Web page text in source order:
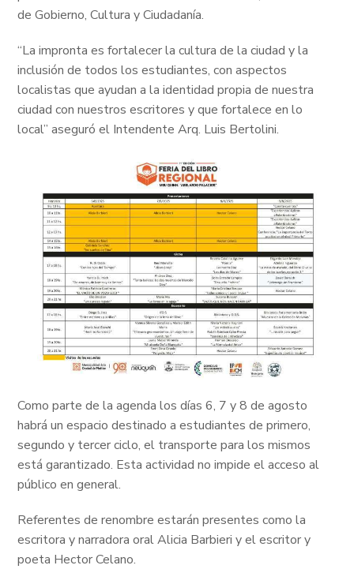
de Gobierno, Cultura y Ciudadanía.
“La impronta es fortalecer la cultura de la ciudad y la
inclusión de todos los estudiantes, con aspectos
localistas que ayudan a la identidad propia de nuestra
ciudad con nuestros escritores y que fortalece en lo
local” aseguró el Intendente Arq. Luis Bertolini.
Como parte de la agenda los días 6, 7 y 8 de agosto
habrá un espacio destinado a estudiantes de primero,
segundo y tercer ciclo, el transporte para los mismos
está garantizado. Esta actividad no impide el acceso al
público en general.
Referentes de renombre estarán presentes como la
escritora y narradora oral Alicia Barbieri y el escritor y
poeta Hector Celano.